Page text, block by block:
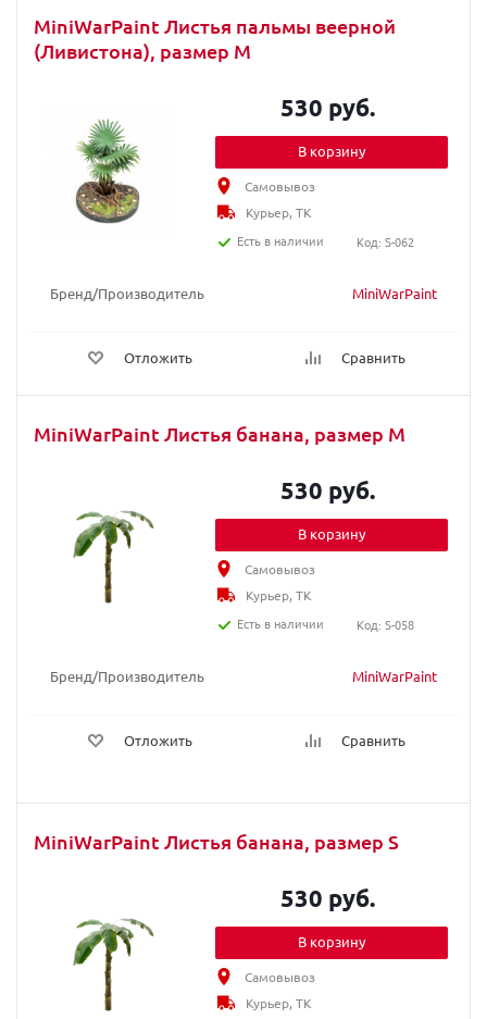
MiniWarPaint Листья пальмы веерной
(Ливистона), размер М
Бренд/Производитель MiniWarPaint
Отложить Сравнить
530 руб.
В корзину
Самовывоз
Курьер, ТК
Есть в наличии
Код: S-062
MiniWarPaint Листья банана, размер M
Бренд/Производитель MiniWarPaint
Отложить Сравнить
530 руб.
В корзину
Самовывоз
Курьер, ТК
Есть в наличии
Код: S-058
MiniWarPaint Листья банана, размер S
530 руб.
В корзину
Самовывоз
Курьер, ТК